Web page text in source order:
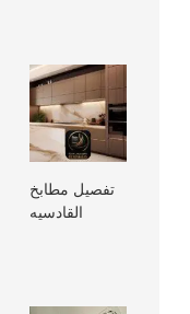
تفصيل مطابخ
القادسيه